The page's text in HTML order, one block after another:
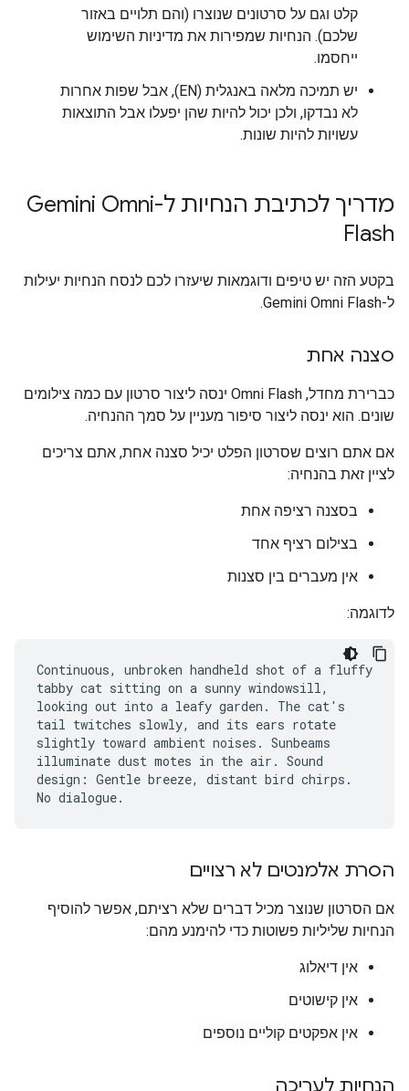
קלט וגם על סרטונים שנוצרו (והם תלויים באזור
שלכם). הנחיות שמפירות את מדיניות השימוש
ייחסמו.
יש תמיכה מלאה באנגלית (EN), אבל שפות אחרות
לא נבדקו, ולכן יכול להיות שהן יפעלו אבל התוצאות
עשויות להיות שונות.
מדריך לכתיבת הנחיות ל-Gemini Omni
Flash
בקטע הזה יש טיפים ודוגמאות שיעזרו לכם לנסח הנחיות יעילות
ל-Gemini Omni Flash.
סצנה אחת
כברירת מחדל, Omni Flash ינסה ליצור סרטון עם כמה צילומים
שונים. הוא ינסה ליצור סיפור מעניין על סמך ההנחיה.
אם אתם רוצים שסרטון הפלט יכיל סצנה אחת, אתם צריכים
לציין זאת בהנחיה:
בסצנה רציפה אחת
בצילום רציף אחד
אין מעברים בין סצנות
לדוגמה:
Continuous, unbroken handheld shot of a fluffy
tabby cat sitting on a sunny windowsill,
looking out into a leafy garden. The cat's
tail twitches slowly, and its ears rotate
slightly toward ambient noises. Sunbeams
illuminate dust motes in the air. Sound
design: Gentle breeze, distant bird chirps.
No dialogue.
הסרת אלמנטים לא רצויים
אם הסרטון שנוצר מכיל דברים שלא רציתם, אפשר להוסיף
הנחיות שליליות פשוטות כדי להימנע מהם:
אין דיאלוג
אין קישוטים
אין אפקטים קוליים נוספים
הנחיות לעריכה